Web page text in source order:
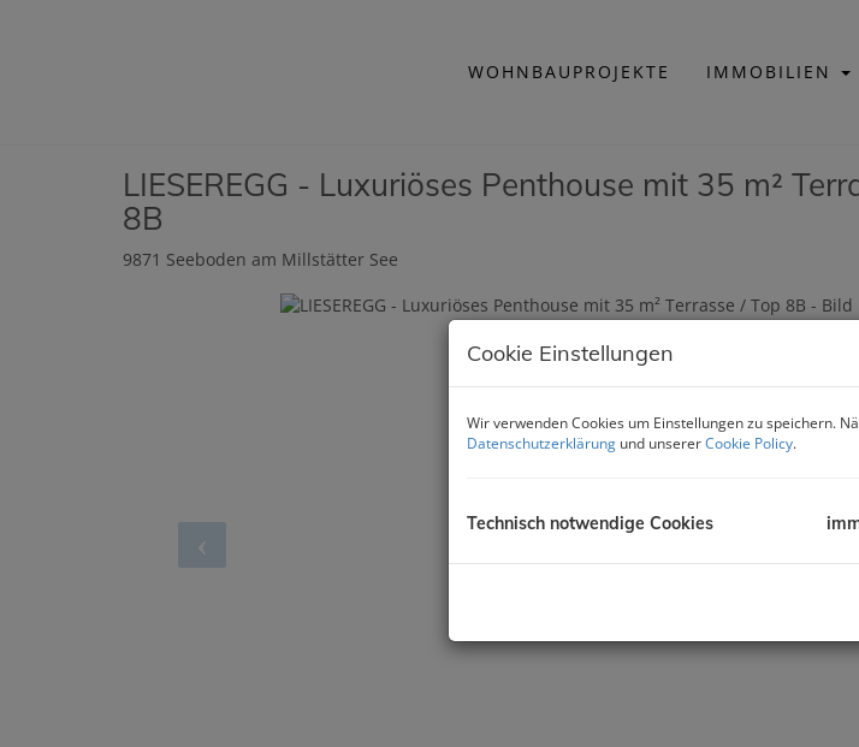
WOHNBAUPROJEKTE IMMOBILIEN
LIESEREGG - Luxuriöses Penthouse mit 35 m²
8B
9871 Seeboden am Millstätter See
Cookie Einstellungen
Wir verwenden Cookies um Einstellungen zu speichern.
Datenschutzerklärung und unsererCookie Policy.
Technisch notwendige Cookies